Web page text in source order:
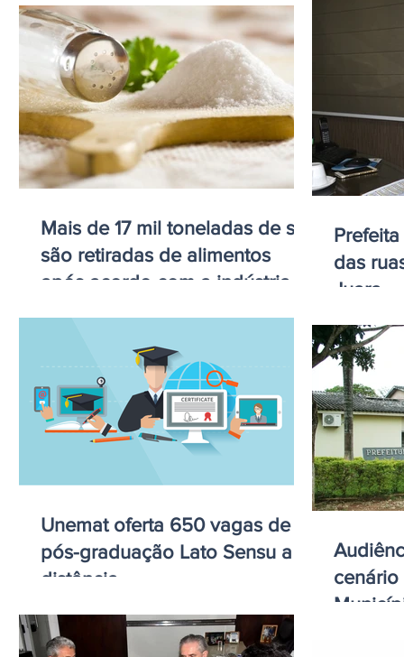
Mais de 17 mil toneladas de sal
são retiradas de alimentos
após acordo com a indústria
das
Juara
Unemat oferta 650 vagas de
pós-graduação Lato Sensu a
distância